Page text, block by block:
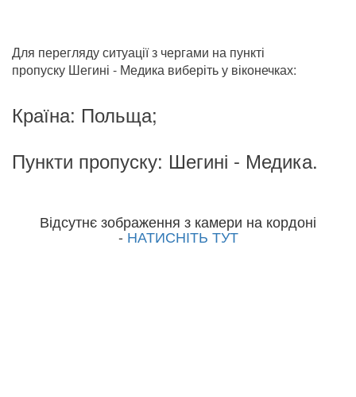
Для перегляду ситуації з чергами на пункті
пропуску Шегині - Медика виберіть у віконечках:
Країна: Польща;
Пункти пропуску: Шегині - Медика.
Відсутнє зображення з камери на кордоні
-НАТИСНІТЬ ТУТ